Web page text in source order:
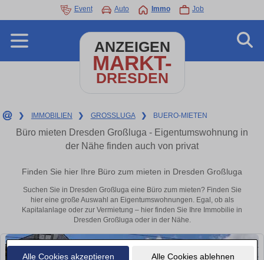
Alle Cookies akzeptieren Alle Cookies ablehnen
Event Auto Immo Job
ANZEIGEN
MARKT-
DRESDEN
❯ IMMOBILIEN ❯ GROSSLUGA ❯ BUERO-MIETEN
Büro mieten Dresden Großluga - Eigentumswohnung in
der Nähe finden auch von privat
Finden Sie hier Ihre Büro zum mieten in Dresden Großluga
Suchen Sie in Dresden Großluga eine Büro zum mieten? Finden Sie
hier eine große Auswahl an Eigentumswohnungen. Egal, ob als
Kapitalanlage oder zur Vermietung – hier finden Sie Ihre Immobilie in
Dresden Großluga oder in der Nähe.